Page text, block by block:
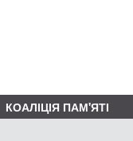
КОАЛІЦІЯ ПАМ'ЯТІ